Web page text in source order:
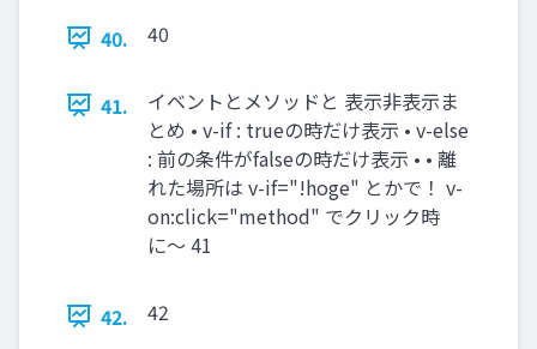
40. 40
41.
イベントとメソッドと 表示非表示ま
とめ • v-if : trueの時だけ表示 • v-else
: 前の条件がfalseの時だけ表示 • • 離
れた場所は v-if="!hoge" とかで！ v-
on:click="method" でクリック時
に〜 41
42. 42